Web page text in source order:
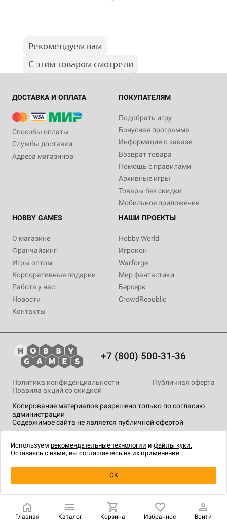
Уведомить о наличии
Рекомендуем вам
С этим товаром смотрели
ДОСТАВКА И ОПЛАТА
Способы оплаты
Службы доставки
Адреса магазинов
ПОКУПАТЕЛЯМ
Подобрать игру
Бонусная программа
Информация о заказе
Возврат товара
Помощь с правилами
Архивные игры
Товары без скидки
Мобильное приложение
HOBBY GAMES
О магазине
Франчайзинг
Игры оптом
Корпоративные подарки
Работа у нас
Новости
Контакты
НАШИ ПРОЕКТЫ
Hobby World
Игрокон
Warforge
Мир фантастики
Берсерк
CrowdRepublic
+7 (800) 500-31-36
Копирование материалов разрешено только по согласию
администрации
Содержимое сайта не является публичной офертой
Политика конфиденциальности
Публичная оферта
Правила акций со скидкой
технологии.
Главная Каталог Корзина Избранное Войти
Используем рекомендательные технологии и файлы куки.
Оставаясь с нами, вы соглашаетесь на их применение
OK